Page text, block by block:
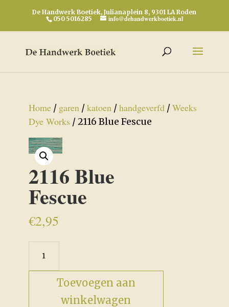
De Handwerk Boetiek, Julianaplein 8, 9301 LA Roden
050 5016285
info@dehandwerkboetiek.nl
Home/ garen/katoen/handgeverfd/Weeks
Dye Works / 2116 Blue Fescue
2116 Blue
Fescue
€2,95
Blue
Toevoegen aan
winkelwagen